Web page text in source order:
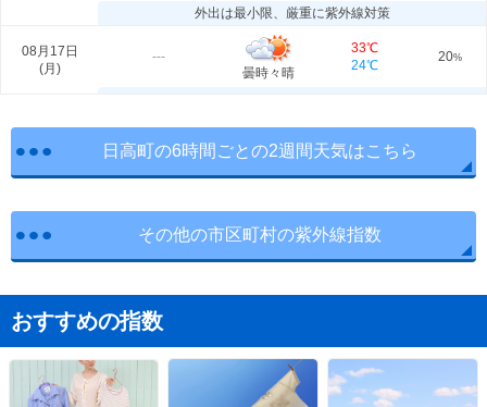
外出は最小限、厳重に紫外線対策
08月17日
(月 )
---
曇時々晴
33℃
24℃
20%
日高町の6時間ごとの2週間天気はこちら
その他の市区町村の紫外線指数
おすすめの指数